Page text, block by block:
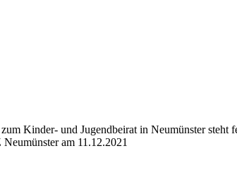
Kinder- und Jugendbeirat in Neumünster steht
am 11.12.2021